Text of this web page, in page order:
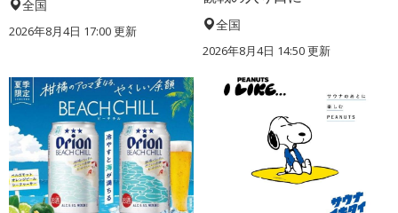
全国
2026年8月4日 17:00更新 全国
2026年8月4日 14:50更新